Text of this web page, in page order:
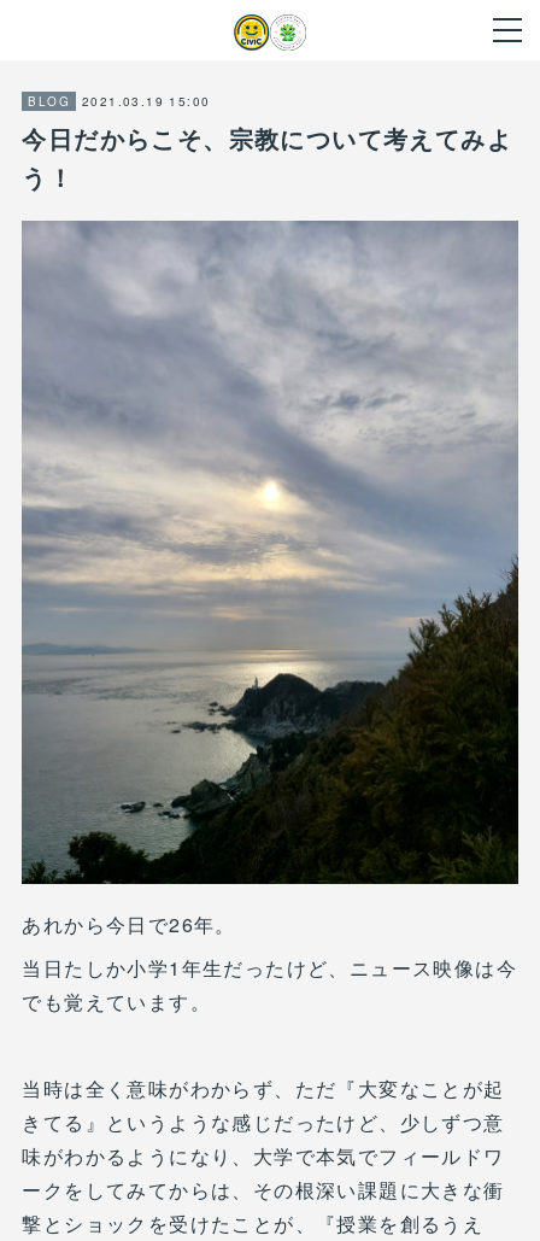
BLOG 2021.03.19 15:00
今日だからこそ、宗教について考えてみよ
う！
あれから今日で26年。
当日たしか小学1年生だったけど、ニュース映像は今
でも覚えています。
当時は全く意味がわからず、ただ『大変なことが起
きてる』というような感じだったけど、少しずつ意
味がわかるようになり、大学で本気でフィールドワ
ークをしてみてからは、その根深い課題に大きな衝
撃とショックを受けたことが、『授業を創るうえ